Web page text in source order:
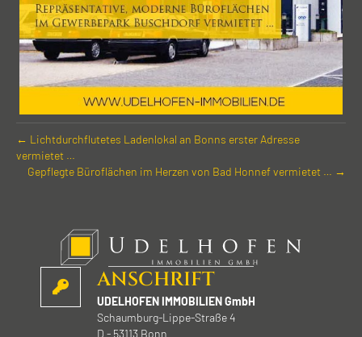
← Licht­durchflutetes Laden­lokal an Bonns erster Adresse
vermietet …
Gepflegte Büro­flächen im Herzen von Bad Honnef vermietet … →
ANSCHRIFT
UDELHOFEN IMMOBILIEN GmbH
Schaumburg-Lippe-Straße 4
D - 53113 Bonn